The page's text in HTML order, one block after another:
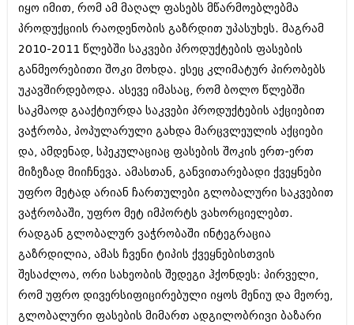
იანვარი 2018 (215)
ნოემბერი 2017 (212)
ოქტომბერი 2017 (231)
სექტემბერი 2017 (261)
აგვისტო 2017 (212)
ივლისი 2017 (233)
ივნისი 2017 (265)
მაისი 2017 (216)
აპრილი 2017 (220)
მარტი 2017 (212)
თებერვალი 2017 (205)
იანვარი 2017 (246)
დეკემბერი 2016 (207)
ოქტომბერი 2016 (257)
სექტემბერი 2016 (224)
აგვისტო 2016 (258)
ივლისი 2016 (211)
ივნისი 2016 (221)
მაისი 2016 (261)
იყო იმით, რომ ამ მაღალ ფასებს მწარმოებლებმა
პროდუქციის რაოდენობის გაზრდით უპასუხეს. მაგრამ
2010-2011 წლებში საკვები პროდუქტების ფასების
განმეორებითი შოკი მოხდა. ესეც კლიმატურ პირობებს
უკავშირდებოდა. ასევე იმასაც, რომ ბოლო წლებში
საკმაოდ გააქტიურდა საკვები პროდუქტების აქციებით
ვაჭრობა, პოპულარული გახდა მარცვლეულის აქციები
და, ამდენად, სპეკულაციაც ფასების შოკის ერთ-ერთ
მიზეზად მიიჩნევა. ამასთან, განვითარებადი ქვეყნები
უფრო მეტად არიან ჩართულები გლობალური საკვებით
ვაჭრობაში, უფრო მეტ იმპორტს ვახორციელებთ.
რადგან გლობალურ ვაჭრობაში ინტეგრაცია
გაზრდილია, ამას ჩვენი ტიპის ქვეყნებისთვის
შესაძლოა, ორი სახეობის შედეგი ჰქონდეს: პირველი,
რომ უფრო დივერსიფიცირებული იყოს მენიუ და მეორე,
გლობალური ფასების მიმართ ადგილობრივი ბაზარი